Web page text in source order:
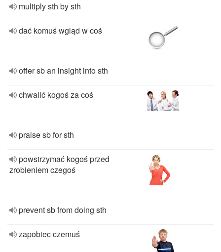
multiply sth by sth
dać komuś wgląd w coś
offer sb an insight into sth
chwalić kogoś za coś
praise sb for sth
powstrzymać kogoś przed
zrobieniem czegoś
prevent sb from doing sth
zapobiec czemuś